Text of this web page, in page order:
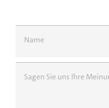
Name
Sagen Sie uns Ihre